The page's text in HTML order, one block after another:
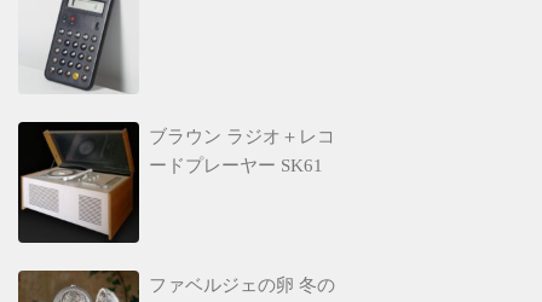
ブラウン ラジオ＋レコ
ードプレーヤー SK61
ファベルジェの卵 冬の